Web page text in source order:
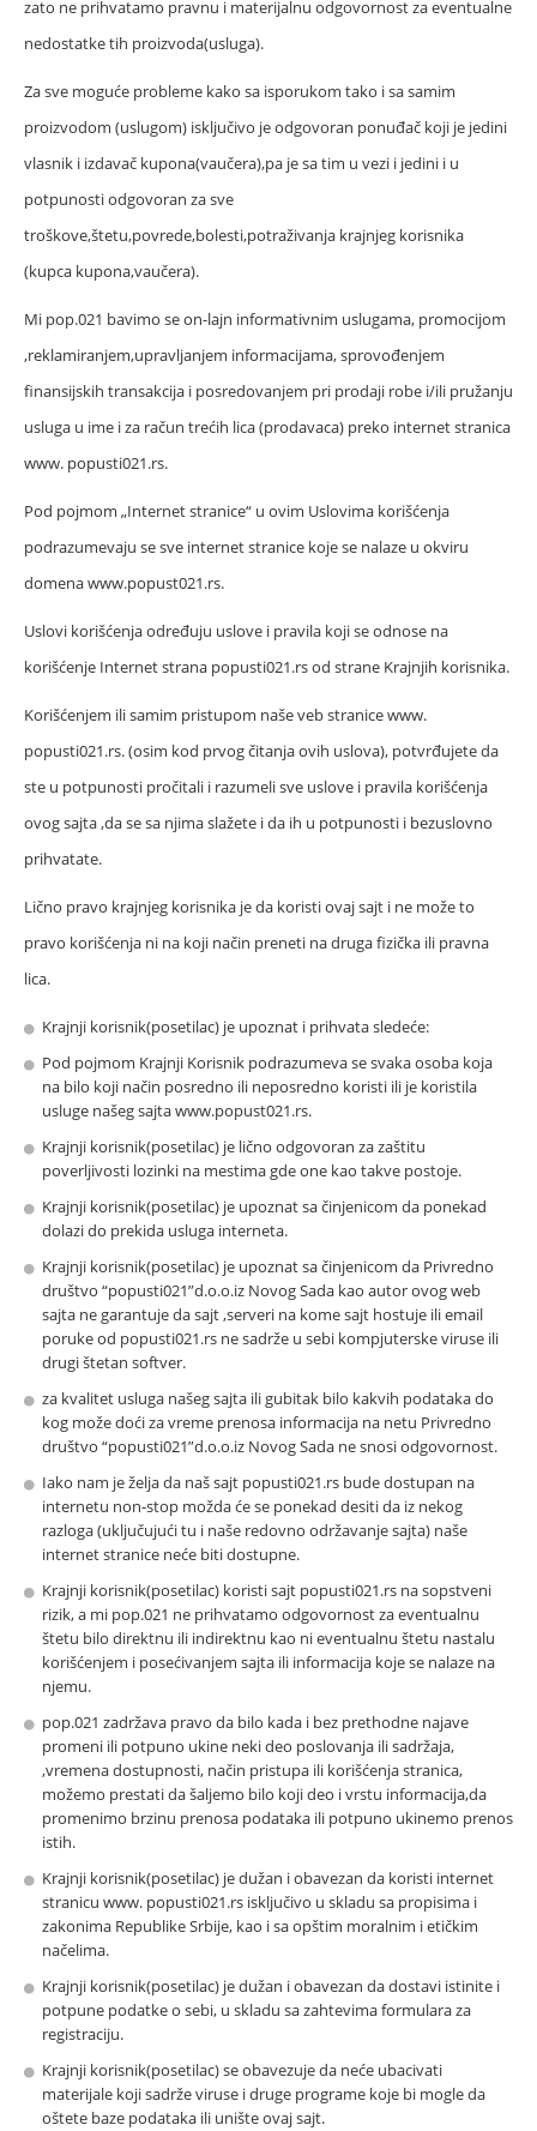
zato ne prihvatamo pravnu i materijalnu odgovornost za eventualne
nedostatke tih proizvoda(usluga).
Za sve moguće probleme kako sa isporukom tako i sa samim
proizvodom (uslugom) isključivo je odgovoran ponuđač koji je jedini
vlasnik i izdavač kupona(vaučera),pa je sa tim u vezi i jedini i u
potpunosti odgovoran za sve
troškove,štetu,povrede,bolesti,potraživanja krajnjeg korisnika
(kupca kupona,vaučera).
Mi pop.021 bavimo se on-lajn informativnim uslugama, promocijom
,reklamiranjem,upravljanjem informacijama, sprovođenjem
finansijskih transakcija i posredovanjem pri prodaji robe i/ili pružanju
usluga u ime i za račun trećih lica (prodavaca) preko internet stranica
www. popusti021.rs.
Pod pojmom „Internet stranice“ u ovim Uslovima korišćenja
podrazumevaju se sve internet stranice koje se nalaze u okviru
domena www.popust021.rs.
Uslovi korišćenja određuju uslove i pravila koji se odnose na
korišćenje Internet strana popusti021.rs od strane Krajnjih korisnika.
Korišćenjem ili samim pristupom naše veb stranice www.
popusti021.rs. (osim kod prvog čitanja ovih uslova), potvrđujete da
ste u potpunosti pročitali i razumeli sve uslove i pravila korišćenja
ovog sajta ,da se sa njima slažete i da ih u potpunosti i bezuslovno
prihvatate.
Lično pravo krajnjeg korisnika je da koristi ovaj sajt i ne može to
pravo korišćenja ni na koji način preneti na druga fizička ili pravna
lica.
Krajnji korisnik(posetilac) je upoznat i prihvata sledeće:
Pod pojmom Krajnji Korisnik podrazumeva se svaka osoba koja
na bilo koji način posredno ili neposredno koristi ili je koristila
usluge našeg sajta www.popust021.rs.
Krajnji korisnik(posetilac) je lično odgovoran za zaštitu
poverljivosti lozinki na mestima gde one kao takve postoje.
Krajnji korisnik(posetilac) je upoznat sa činjenicom da ponekad
dolazi do prekida usluga interneta.
Krajnji korisnik(posetilac) je upoznat sa činjenicom da Privredno
društvo “popusti021”d.o.o.iz Novog Sada kao autor ovog web
sajta ne garantuje da sajt ,serveri na kome sajt hostuje ili email
poruke od popusti021.rs ne sadrže u sebi kompjuterske viruse ili
drugi štetan softver.
za kvalitet usluga našeg sajta ili gubitak bilo kakvih podataka do
kog može doći za vreme prenosa informacija na netu Privredno
društvo “popusti021”d.o.o.iz Novog Sada ne snosi odgovornost.
Iako nam je želja da naš sajt popusti021.rs bude dostupan na
internetu non-stop možda će se ponekad desiti da iz nekog
razloga (uključujući tu i naše redovno održavanje sajta) naše
internet stranice neće biti dostupne.
Krajnji korisnik(posetilac) koristi sajt popusti021.rs na sopstveni
rizik, a mi pop.021 ne prihvatamo odgovornost za eventualnu
štetu bilo direktnu ili indirektnu kao ni eventualnu štetu nastalu
korišćenjem i posećivanjem sajta ili informacija koje se nalaze na
njemu.
pop.021 zadržava pravo da bilo kada i bez prethodne najave
promeni ili potpuno ukine neki deo poslovanja ili sadržaja,
,vremena dostupnosti, način pristupa ili korišćenja stranica,
možemo prestati da šaljemo bilo koji deo i vrstu informacija,da
promenimo brzinu prenosa podataka ili potpuno ukinemo prenos
istih.
Krajnji korisnik(posetilac) je dužan i obavezan da koristi internet
stranicu www. popusti021.rs isključivo u skladu sa propisima i
zakonima Republike Srbije, kao i sa opštim moralnim i etičkim
načelima.
Krajnji korisnik(posetilac) je dužan i obavezan da dostavi istinite i
potpune podatke o sebi, u skladu sa zahtevima formulara za
registraciju.
Krajnji korisnik(posetilac) se obavezuje da neće ubacivati
materijale koji sadrže viruse i druge programe koje bi mogle da
oštete baze podataka ili unište ovaj sajt.